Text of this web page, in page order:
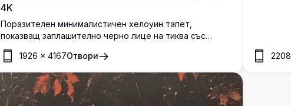
4K
Поразителен минималистичен хелоуин тапет,
показващ заплашително черно лице на тиква със
назъбени зъби и зли очи на ярък оранжев фон.
Перфектен за създаване на страшна атмосфера с
чисти, прости дизайнерски елементи в качество на
свръх висока резолюция.
1926 ×4167Отвори 2208